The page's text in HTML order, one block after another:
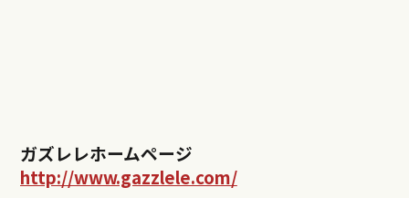
ガズレレホームページ
http://www.gazzlele.com/